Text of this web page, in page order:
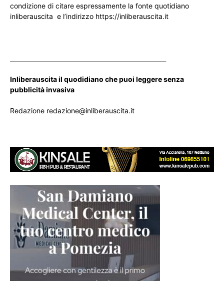
condizione di citare espressamente la fonte quotidiano
inliberauscita e l’indirizzo https://inliberauscita.it
Inliberauscita il quodidiano che puoi leggere senza
pubblicità invasiva
Redazione redazione@inliberauscita.it